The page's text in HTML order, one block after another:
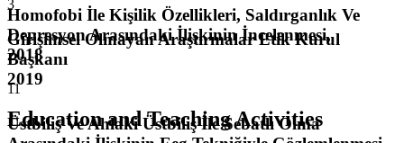
Homofobi İle Kişilik Özellikleri, Saldırganlık Ve
Depresyon Arasındaki İlişkinin İncelenmesi,
2018
11
Üstbiliş Ve Ahlaki Üstbiliş İle Sebatlı Olma
3
Girişimsel Olmayan Araştırmalar Etik Kurul
Başkanı
2019
Education and Teaching Activities